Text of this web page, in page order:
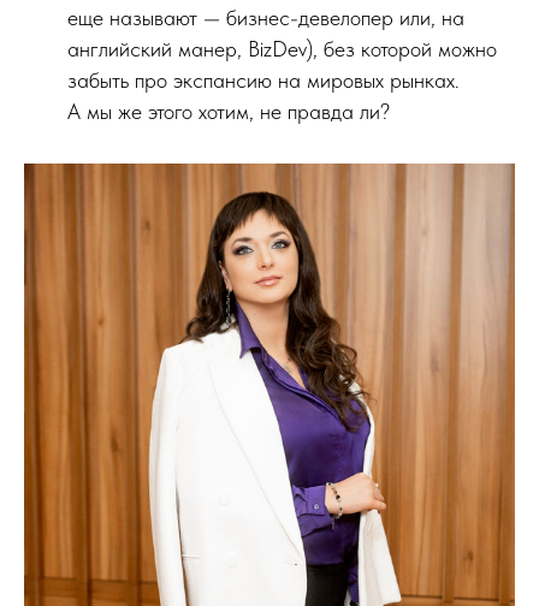
еще называют — бизнес-девелопер или, на
английский манер, BizDev), без которой можно
забыть про экспансию на мировых рынках.
А мы же этого хотим, не правда ли?